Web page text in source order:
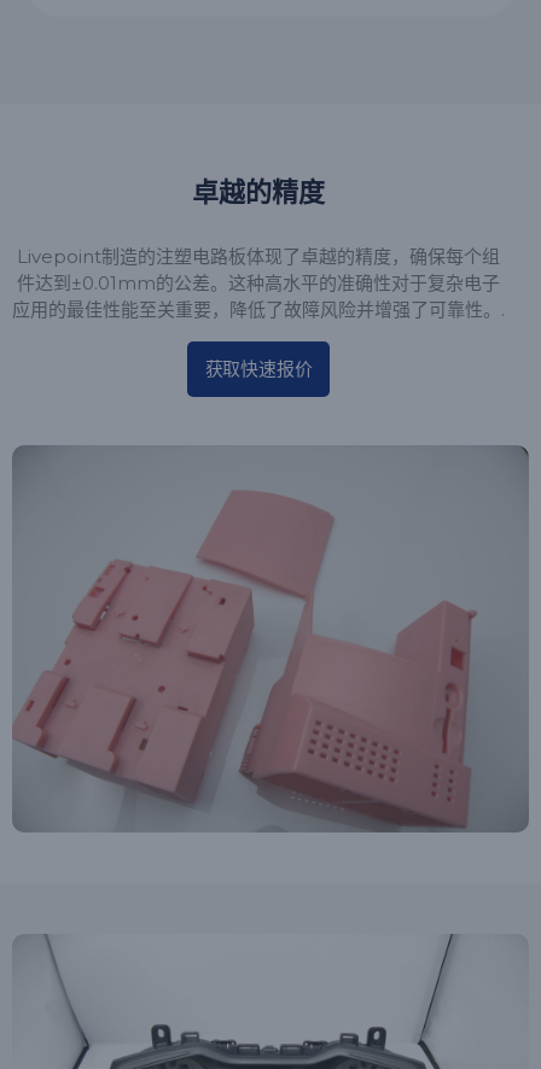
卓越的精度
Livepoint制造的注塑电路板体现了卓越的精度，确保每个组
件达到±0.01mm的公差。这种高水平的准确性对于复杂电子
应用的最佳性能至关重要，降低了故障风险并增强了可靠性。.
获取快速报价